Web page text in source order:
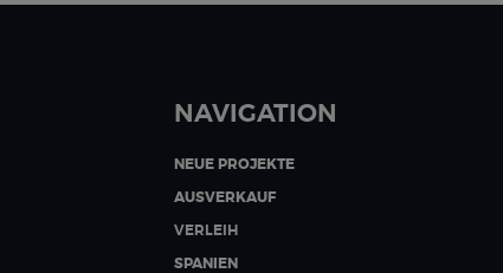
NAVIGATION
NEUE PROJEKTE
AUSVERKAUF
VERLEIH
SPANIEN